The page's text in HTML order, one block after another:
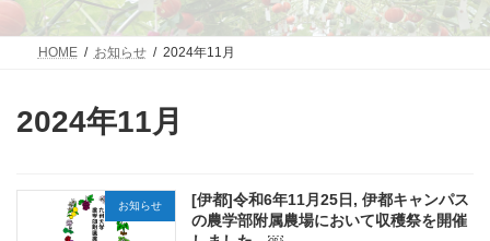
HOME お知らせ 2024年11月
2024年11月
お知らせ
[伊都]令和6年11月25日, 伊都キャンパス
の農学部附属農場において収穫祭を開催